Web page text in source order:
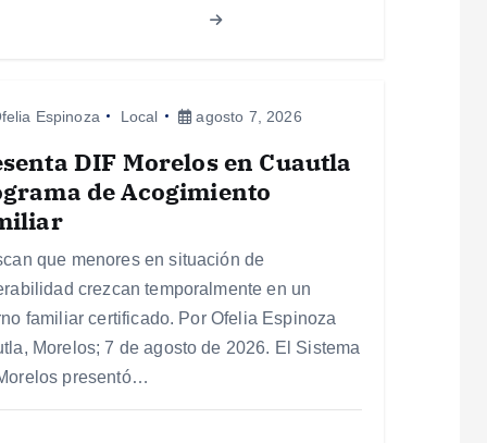
Espinoza Local agosto 7, 2026
DIF Morelos en Cuautla
de Acogimiento
que menores en situación de
crezcan temporalmente en un
familiar certificado. Por Ofelia Espinoza
Morelos; 7 de agosto de 2026. El Sistema
presentó…